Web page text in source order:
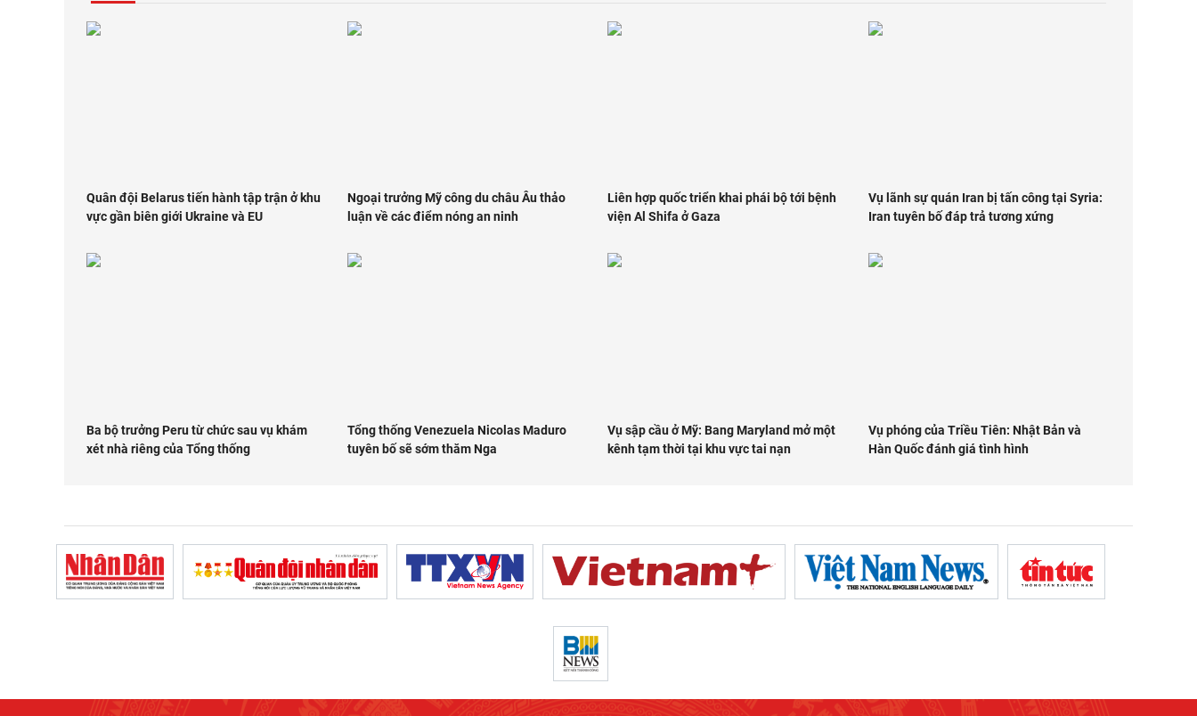
Quân đội Belarus tiến hành tập trận ở khu
vực gần biên giới Ukraine và EU
Ngoại trưởng Mỹ công du châu Âu thảo
luận về các điểm nóng an ninh
Liên hợp quốc triển khai phái bộ tới bệnh
viện Al Shifa ở Gaza
Vụ lãnh sự quán Iran bị tấn công tại Syria:
Iran tuyên bố đáp trả tương xứng
Ba bộ trưởng Peru từ chức sau vụ khám
xét nhà riêng của Tổng thống
Tổng thống Venezuela Nicolas Maduro
tuyên bố sẽ sớm thăm Nga
Vụ sập cầu ở Mỹ: Bang Maryland mở một
kênh tạm thời tại khu vực tai nạn
Vụ phóng của Triều Tiên: Nhật Bản và
Hàn Quốc đánh giá tình hình